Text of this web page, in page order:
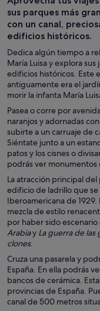
sus parques más
con un canal,
edificios históricos.
Dedica algún tiempo a
María Luisa y explora
edificios históricos. Este
antiguamente era el
morir la infanta María
Pasea o corre por
naranjos y adornadas
subirte a un carruaje de
Siéntate junto a un
patos y los cisnes o
podrás ver monumentos
La atracción principal
edificio de ladrillo que
Iberoamericana de
mezcla de estilo
por haber sido
Arabiay La guerra de las
clones.
Cruza una pasarela y
España. En ella podrás
bancos de cerámica.
provincias de España.
canal de 500 metros